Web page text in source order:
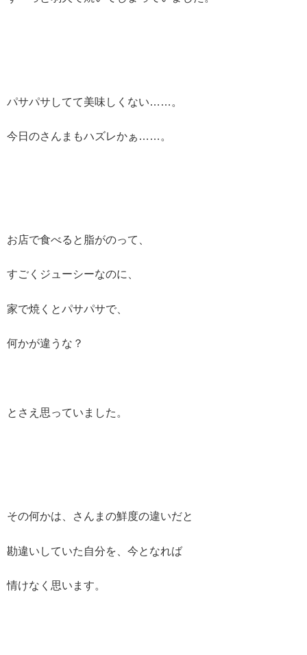
パサパサしてて美味しくない……。
今日のさんまもハズレかぁ……。
お店で食べると脂がのって、
すごくジューシーなのに、
家で焼くとパサパサで、
何かが違うな？
とさえ思っていました。
その何かは、さんまの鮮度の違いだと
勘違いしていた自分を、今となれば
情けなく思います。